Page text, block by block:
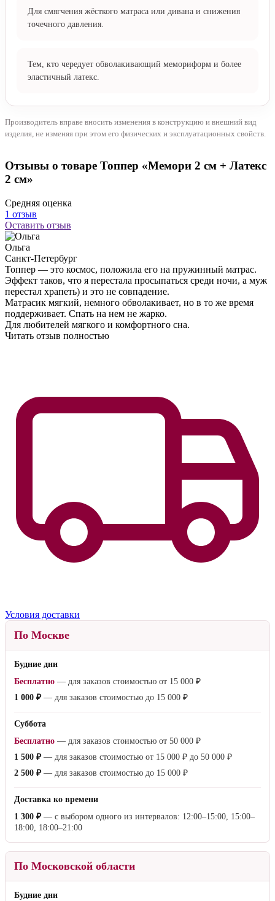
Для смягчения жёсткого матраса или дивана и снижения
точечного давления.
Тем, кто чередует обволакивающий мемориформ и более
эластичный латекс.
Производитель вправе вносить изменения в конструкцию и внешний вид
изделия, не изменяя при этом его физических и эксплуатационных свойств.
Отзывы о товаре Топпер «Мемори 2 см + Латекс
2 см»
Средняя оценка
1 отзыв
Оставить отзыв
Ольга
Санкт-Петербург
Топпер — это космос, положила его на пружинный матрас.
Эффект таков, что я перестала просыпаться среди ночи, а муж
перестал храпеть) и это не совпадение.
Матрасик мягкий, немного обволакивает, но в то же время
поддерживает. Спать на нем не жарко.
Для любителей мягкого и комфортного сна.
Читать отзыв полностью
Условия доставки
По Москве
Будние дни
Бесплатно — для заказов стоимостью от 15 000 ₽
1 000 ₽— для заказов стоимостью до 15 000 ₽
Суббота
Бесплатно — для заказов стоимостью от 50 000 ₽
1 500 ₽— для заказов стоимостью от 15 000 ₽ до 50 000 ₽
2 500 ₽— для заказов стоимостью до 15 000 ₽
Доставка ко времени
1 300 ₽— с выбором одного из интервалов: 12:00–15:00, 15:00–
18:00, 18:00–21:00
По Московской области
Будние дни